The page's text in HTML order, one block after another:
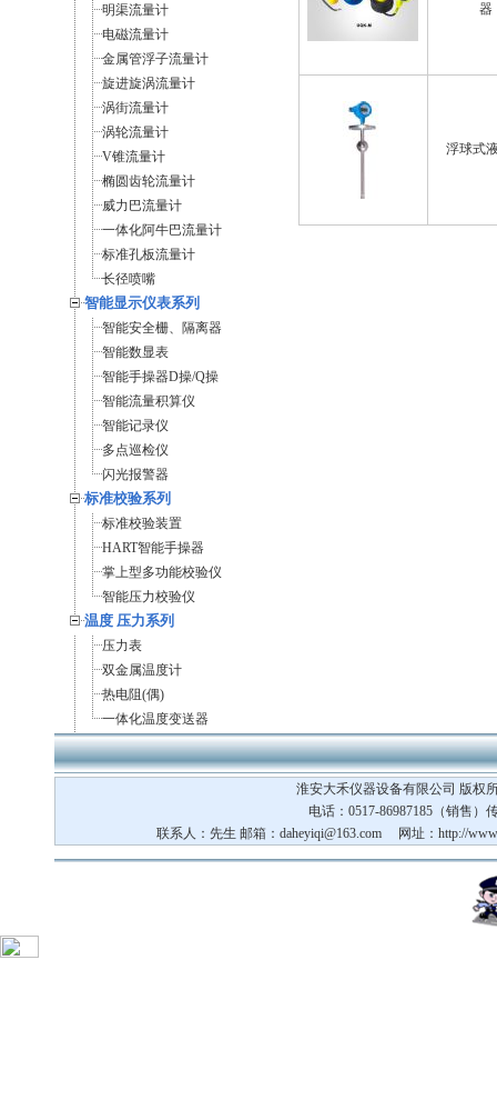
明渠流量计
电磁流量计
金属管浮子流量计
旋进旋涡流量计
涡街流量计
涡轮流量计
V锥流量计
椭圆齿轮流量计
威力巴流量计
一体化阿牛巴流量计
标准孔板流量计
长径喷嘴
智能显示仪表系列
智能安全栅、隔离器
智能数显表
智能手操器D操/Q操
智能流量积算仪
智能记录仪
多点巡检仪
闪光报警器
标准校验系列
标准校验装置
HART智能手操器
掌上型多功能校验仪
智能压力校验仪
温度 压力系列
压力表
双金属温度计
热电阻(偶)
一体化温度变送器
器
浮球式
淮安大禾仪器设备有限公司 版权
电话：0517-86987185（销售）
联系人：先生 邮箱： daheyiqi@163.com网址：http://